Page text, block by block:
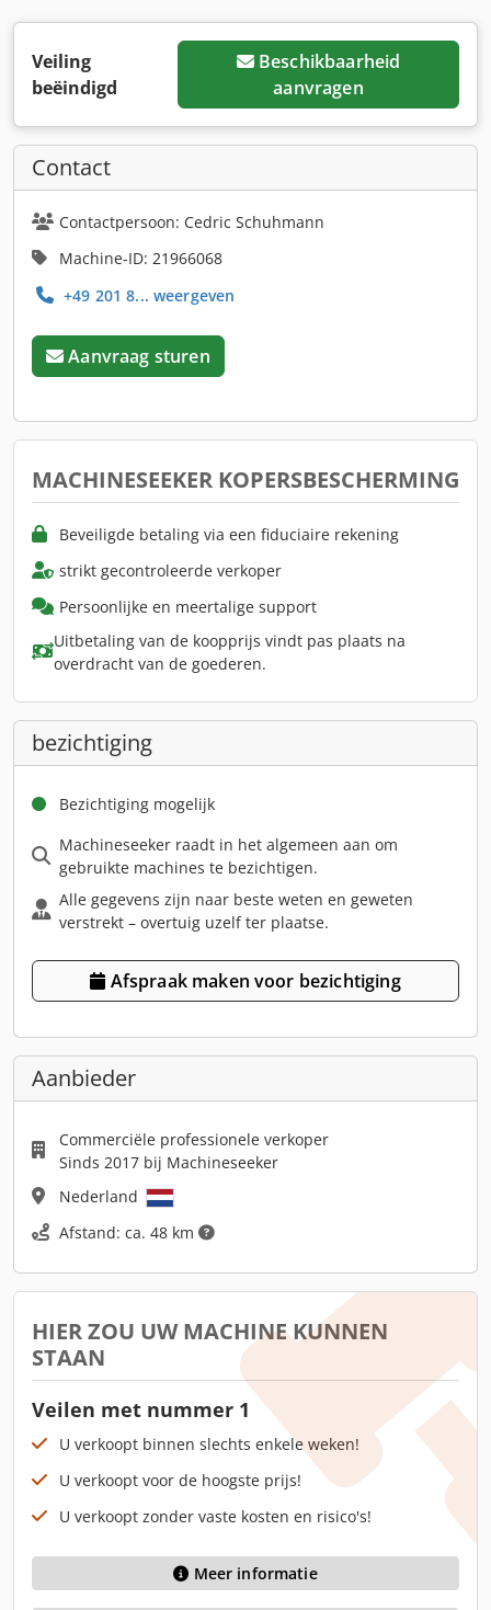
Veiling
beëindigd
Beschikbaarheid
aanvragen
Contact
Contactpersoon: Cedric Schuhmann
Machine-ID: 21966068
+49 201 8... weergeven
Aanvraag sturen
MACHINESEEKER KOPERSBESCHERMING
Beveiligde betaling via een fiduciaire rekening
strikt gecontroleerde verkoper
Persoonlijke en meertalige support
Uitbetaling van de koopprijs vindt pas plaats na
overdracht van de goederen.
bezichtiging
Bezichtiging mogelijk
Machineseeker raadt in het algemeen aan om
gebruikte machines te bezichtigen.
Alle gegevens zijn naar beste weten en geweten
verstrekt – overtuig uzelf ter plaatse.
Afspraak maken voor bezichtiging
Aanbieder
Commerciële professionele verkoper
Sinds 2017 bij Machineseeker
Nederland
Afstand: ca. 48 km
HIER ZOU UW MACHINE KUNNEN
STAAN
Veilen met nummer 1
U verkoopt binnen slechts enkele weken!
U verkoopt voor de hoogste prijs!
U verkoopt zonder vaste kosten en risico's!
Meer informatie